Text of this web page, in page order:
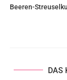
Beeren-
DAS